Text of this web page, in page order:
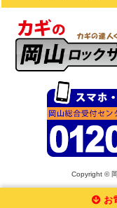
Copyright ©
お